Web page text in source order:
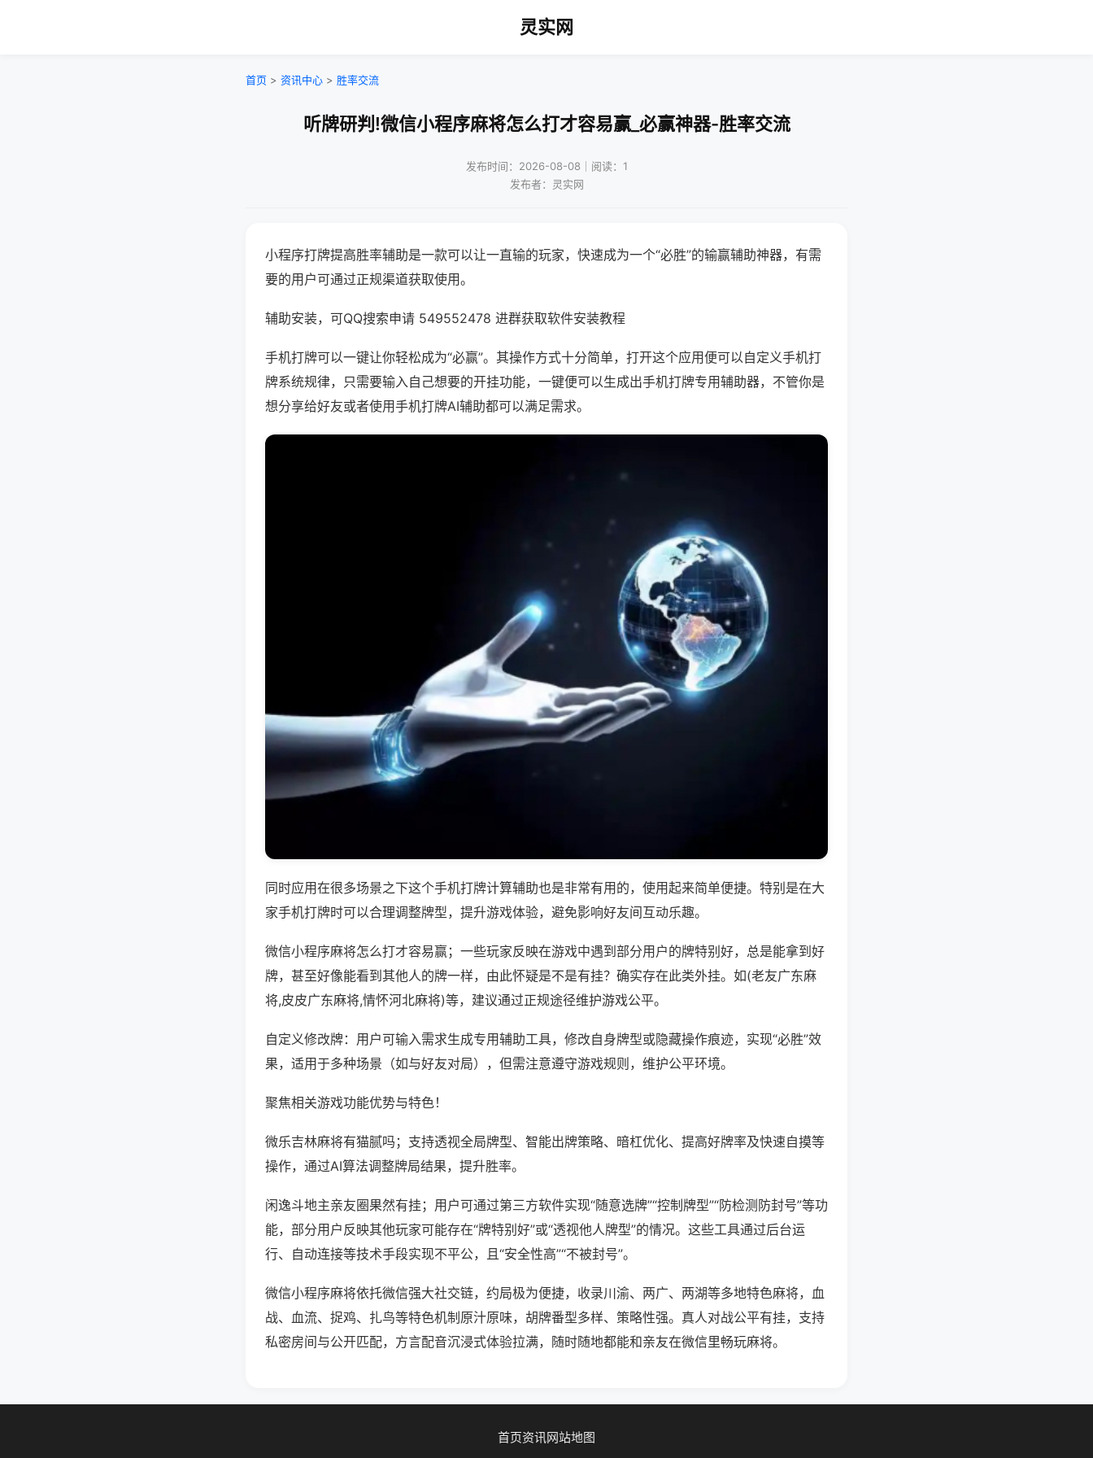
灵实网
首页 > 资讯中心 > 胜率交流
听牌研判!微信小程序麻将怎么打才容易赢_必赢神器-胜率交流
发布时间：2026-08-08｜阅读：1
发布者：灵实网
小程序打牌提高胜率辅助是一款可以让一直输的玩家，快速成为一个“必胜”的输赢辅助神器，有需
要的用户可通过正规渠道获取使用。
辅助安装，可QQ搜索申请 549552478 进群获取软件安装教程
手机打牌可以一键让你轻松成为“必赢”。其操作方式十分简单，打开这个应用便可以自定义手机打
牌系统规律，只需要输入自己想要的开挂功能，一键便可以生成出手机打牌专用辅助器，不管你是
想分享给好友或者使用手机打牌AI辅助都可以满足需求。
同时应用在很多场景之下这个手机打牌计算辅助也是非常有用的，使用起来简单便捷。特别是在大
家手机打牌时可以合理调整牌型，提升游戏体验，避免影响好友间互动乐趣。
微信小程序麻将怎么打才容易赢；一些玩家反映在游戏中遇到部分用户的牌特别好，总是能拿到好
牌，甚至好像能看到其他人的牌一样，由此怀疑是不是有挂？确实存在此类外挂。如(老友广东麻
将,皮皮广东麻将,情怀河北麻将)等，建议通过正规途径维护游戏公平。
自定义修改牌：用户可输入需求生成专用辅助工具，修改自身牌型或隐藏操作痕迹，实现“必胜”效
果，适用于多种场景（如与好友对局），但需注意遵守游戏规则，维护公平环境。
聚焦相关游戏功能优势与特色！
微乐吉林麻将有猫腻吗；支持透视全局牌型、智能出牌策略、暗杠优化、提高好牌率及快速自摸等
操作，通过AI算法调整牌局结果，提升胜率。
闲逸斗地主亲友圈果然有挂；用户可通过第三方软件实现“随意选牌”“控制牌型”“防检测防封号”等功
能，部分用户反映其他玩家可能存在“牌特别好”或“透视他人牌型”的情况。这些工具通过后台运
行、自动连接等技术手段实现不平公，且“安全性高”“不被封号”。
微信小程序麻将依托微信强大社交链，约局极为便捷，收录川渝、两广、两湖等多地特色麻将，血
战、血流、捉鸡、扎鸟等特色机制原汁原味，胡牌番型多样、策略性强。真人对战公平有挂，支持
私密房间与公开匹配，方言配音沉浸式体验拉满，随时随地都能和亲友在微信里畅玩麻将。
首页资讯网站地图